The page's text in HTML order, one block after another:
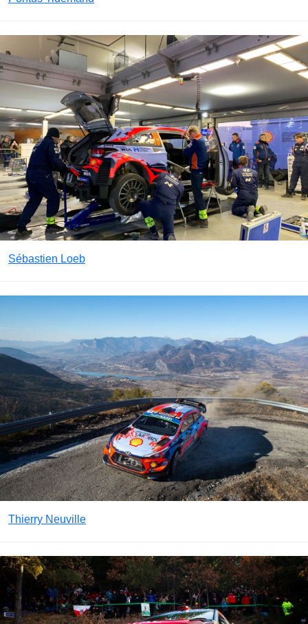
Sébastien Loeb
Thierry Neuville